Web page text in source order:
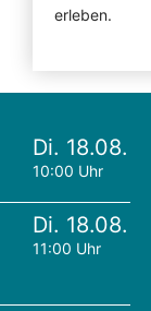
erleben.
Di. 18.08.
10:00 Uhr
Di. 18.08.
11:00 Uhr